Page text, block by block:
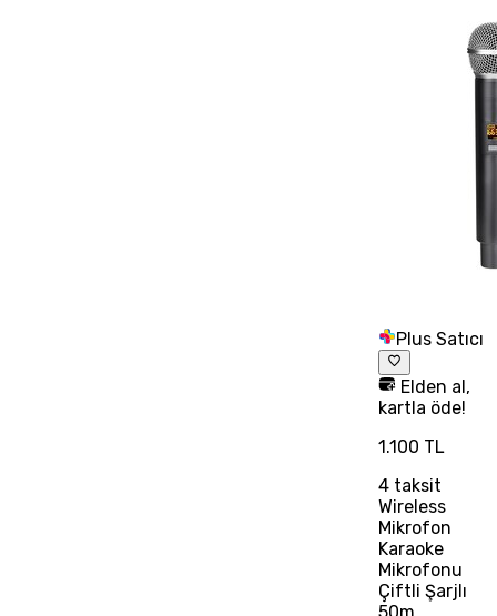
Plus Satıcı
Elden al,
kartla öde!
1.100 TL
4taksit
Wireless
Mikrofon
Karaoke
Mikrofonu
Çiftli Şarjlı
50m